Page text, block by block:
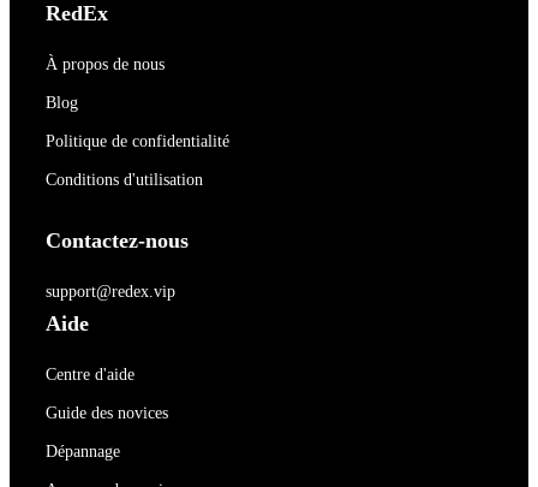
RedEx
À propos de nous
Blog
Politique de confidentialité
Conditions d'utilisation
Contactez-nous
support@redex.vip
Aide
Centre d'aide
Guide des novices
Dépannage